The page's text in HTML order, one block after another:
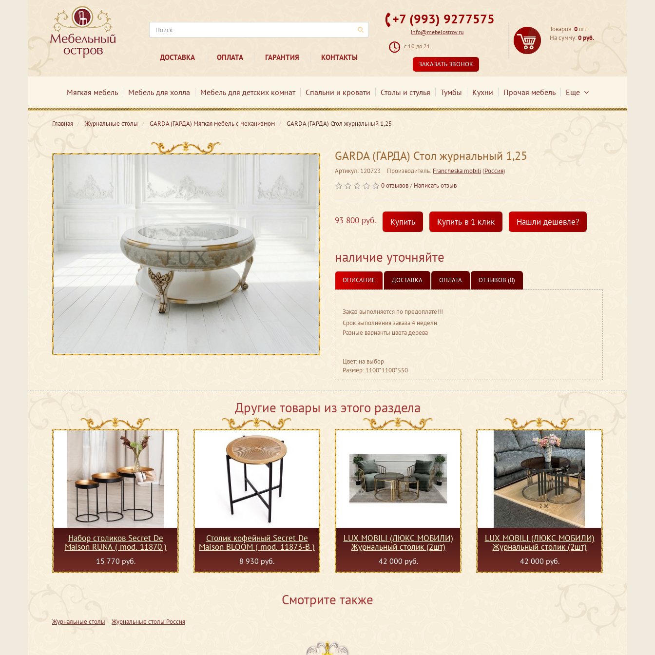
ДОСТАВКА ОПЛАТА ГАРАНТИЯ КОНТАКТЫ
+7 (993) 9277575
info@mebelostrov.ru
с 10 до 21
ЗАКАЗАТЬ ЗВОНОК
Товаров:0 шт.
На сумму:0 руб.
Мягкая мебель Мебель для холла Мебель для детских комнат Спальни и кровати Столы и стулья Тумбы Кухни Прочая мебель Еще
Главная Журнальные столы GARDA (ГАРДА) Мягкая мебель с механизмом GARDA (ГАРДА) Стол журнальный 1,25
GARDA (ГАРДА) Стол журнальный 1,25
Артикул: 120723 Производитель: Francheska mobili(Россия)
0 отзывов/ Написать отзыв
93 800 руб. Купить Купить в 1 клик Нашли дешевле?
наличие уточняйте
ОПИСАНИЕ ДОСТАВКА ОПЛАТА ОТЗЫВОВ (0)
Заказ выполняется по предоплате!!!
Срок выполнения заказа 4 недели.
Разные варианты цвета дерева
Цвет: на выбор
Размер: 1100*1100*550
Другие товары из этого раздела
Набор столиков Secret De
Maison RUNA ( mod. 11870 )
15 770 руб.
Столик кофейный Secret De
Maison BLOOM ( mod. 11873-B )
8 930 руб.
LUX MOBILI (ЛЮКС МОБИЛИ)
Журнальный столик (2шт)
42 000 руб.
LUX MOBILI (ЛЮКС МОБИЛИ)
Журнальный столик (2шт)
42 000 руб.
Смотрите также
Журнальные столы Журнальные столы Россия